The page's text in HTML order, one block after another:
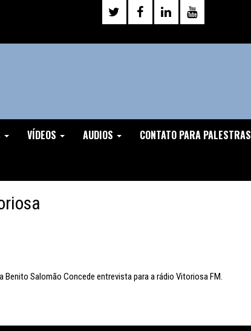
VÍDEOS AUDIOS CONTATO PARA PALESTRAS
Salomão Concede entrevista para a rádio Vitoriosa FM.